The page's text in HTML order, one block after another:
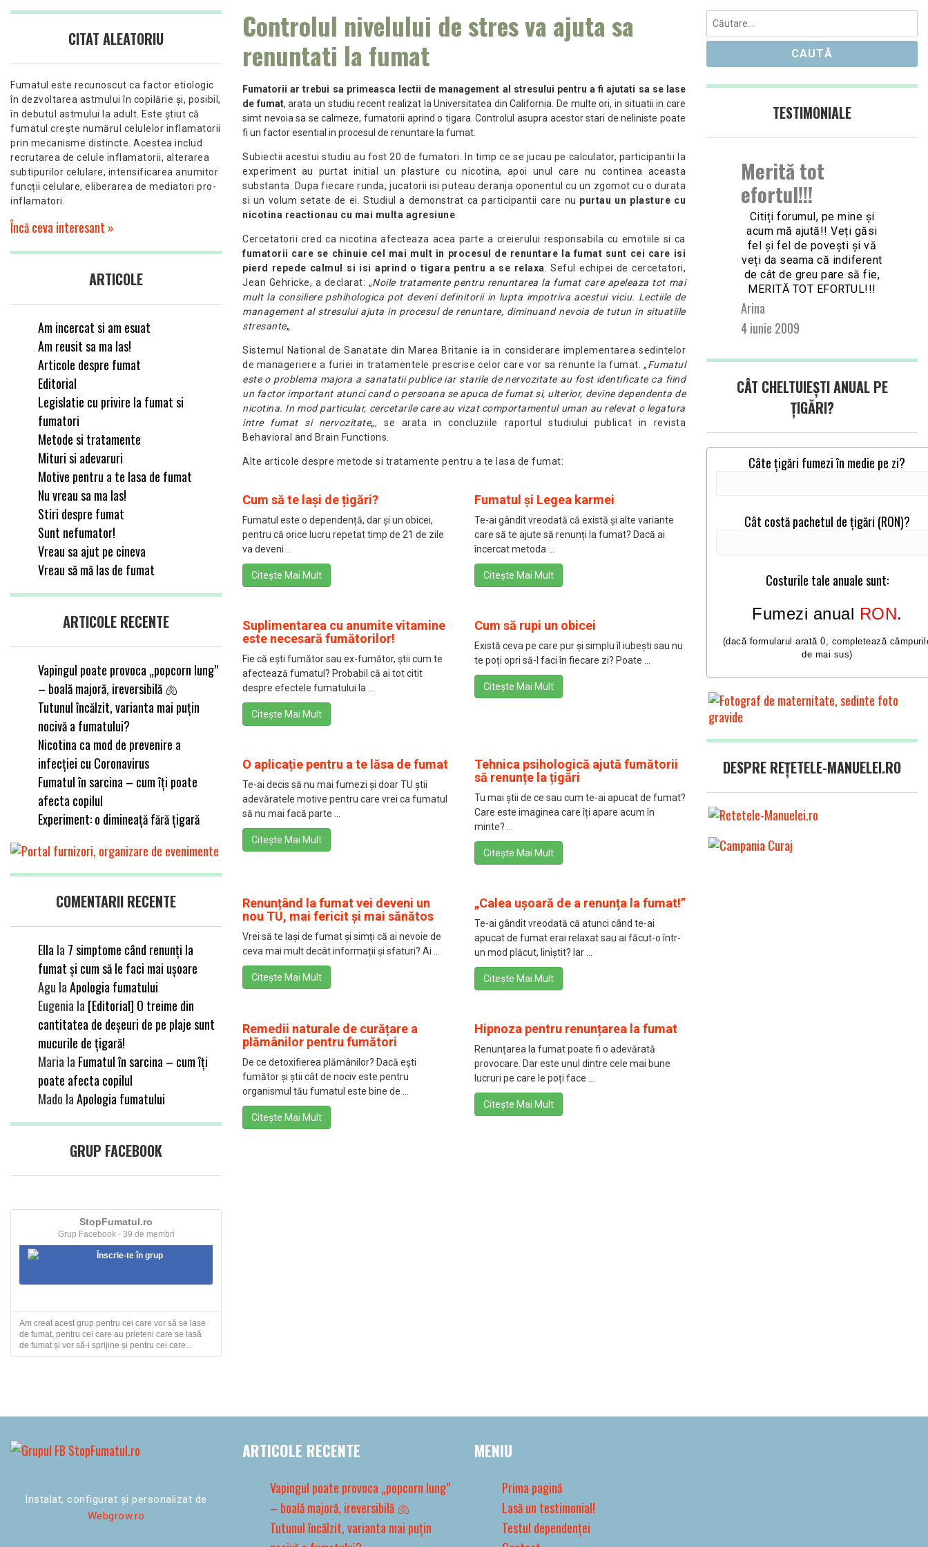
Controlul nivelului de stres va ajuta sa
renuntati la fumat
Fumatorii ar trebui sa primeasca lectii de management al stresului pentru a fi ajutati sa se lase
de fumat, arata un studiu recent realizat la Universitatea din California. De multe ori, in situatii in care
simt nevoia sa se calmeze, fumatorii aprind o tigara. Controlul asupra acestor stari de neliniste poate
fi un factor esential in procesul de renuntare la fumat.
Subiectii acestui studiu au fost 20 de fumatori. In timp ce se jucau pe calculator, participantii la
experiment au purtat initial un plasture cu nicotina, apoi unul care nu continea aceasta
substanta. Dupa fiecare runda, jucatorii isi puteau deranja oponentul cu un zgomot cu o durata
si un volum setate de ei. Studiul a demonstrat ca participantii care nu purtau un plasture cu
nicotina reactionau cu mai multa agresiune
Cercetatorii cred ca nicotina afecteaza acea parte a creierului responsabila cu emotiile si ca
fumatorii care se chinuie cel mai mult in procesul de renuntare la fumat sunt cei care isi
pierd repede calmul si isi aprind o tigara pentru a se relaxa . Seful echipei de cercetatori,
Jean Gehricke, a declarat: „Noile tratamente pentru renuntarea la fumat care apeleaza tot mai
mult la consiliere pshihologica pot deveni definitorii in lupta impotriva acestui viciu. Lectiile de
management al stresului ajuta in procesul de renuntare, diminuand nevoia de tutun in situatiile
stresante„.
Sistemul National de Sanatate din Marea Britanie ia in considerare implementarea sedintelor
de manageriere a furiei in tratamentele prescrise celor care vor sa renunte la fumat. „Fumatul
este o problema majora a sanatatii publice iar starile de nervozitate au fost identificate ca fiind
un factor important atunci cand o persoana se apuca de fumat si, ulterior, devine dependenta de
nicotina. In mod particular, cercetarile care au vizat comportamentul uman au relevat o legatura
intre fumat si nervozitate„, se arata in concluziile raportul studiului publicat in revista
Behavioral and Brain Functions.
Alte articole despre metode si tratamente pentru a te lasa de fumat:
Cum să te lași de țigări?
Fumatul este o dependență, dar și un obicei,
pentru că orice lucru repetat timp de 21 de zile
va deveni ...
Citește Mai Mult
Fumatul și Legea karmei
Te-ai gândit vreodată că există și alte variante
care să te ajute să renunți la fumat? Dacă ai
încercat metoda ...
Citește Mai Mult
Suplimentarea cu anumite vitamine
este necesară fumătorilor!
Fie că ești fumător sau ex-fumător, știi cum te
afectează fumatul? Probabil că ai tot citit
despre efectele fumatului la ...
Citește Mai Mult
Cum să rupi un obicei
Există ceva pe care pur și simplu îl iubești sau nu
te poți opri să-l faci în fiecare zi? Poate ...
Citește Mai Mult
O aplicație pentru a te lăsa de fumat
Te-ai decis să nu mai fumezi și doar TU știi
adevăratele motive pentru care vrei ca fumatul
să nu mai facă parte ...
Citește Mai Mult
Tehnica psihologică ajută fumătorii
să renunțe la țigări
Tu mai știi de ce sau cum te-ai apucat de fumat?
Care este imaginea care îți apare acum în
minte? ...
Citește Mai Mult
Renunțând la fumat vei deveni un
nou TU, mai fericit și mai sănătos
Vrei să te lași de fumat și simți că ai nevoie de
ceva mai mult decât informații și sfaturi? Ai ...
Citește Mai Mult
„Calea ușoară de a renunța la fumat!”
Te-ai gândit vreodată că atunci când te-ai
apucat de fumat erai relaxat sau ai făcut-o într-
un mod plăcut, liniștit? Iar ...
Citește Mai Mult
Remedii naturale de curățare a
plămânilor pentru fumători
De ce detoxifierea plămânilor? Dacă ești
fumător și știi cât de nociv este pentru
organismul tău fumatul este bine de ...
Citește Mai Mult
Hipnoza pentru renunțarea la fumat
Renunțarea la fumat poate fi o adevărată
provocare. Dar este unul dintre cele mai bune
lucruri pe care le poți face ...
Citește Mai Mult
CITAT ALEATORIU
Fumatul este recunoscut ca factor etiologic
în dezvoltarea astmului în copilărie și, posibil,
în debutul astmului la adult. Este știut că
fumatul crește numărul celulelor inflamatorii
prin mecanisme distincte. Acestea includ
recrutarea de celule inflamatorii, alterarea
subtipurilor celulare, intensificarea anumitor
funcții celulare, eliberarea de mediatori pro-
inflamatori.
Încă ceva interesant »
ARTICOLE
Am incercat si am esuat
Am reusit sa ma las!
Articole despre fumat
Editorial
Legislatie cu privire la fumat si
fumatori
Metode si tratamente
Mituri si adevaruri
Motive pentru a te lasa de fumat
Nu vreau sa ma las!
Stiri despre fumat
Sunt nefumator!
Vreau sa ajut pe cineva
Vreau să mă las de fumat
ARTICOLE RECENTE
Vapingul poate provoca „popcorn lung”
– boală majoră, ireversibilă 🫁
Tutunul încălzit, varianta mai puțin
nocivă a fumatului?
Nicotina ca mod de prevenire a
infecției cu Coronavirus
Fumatul în sarcina – cum îți poate
afecta copilul
Experiment: o dimineață fără țigară
COMENTARII RECENTE
Ella la 7 simptome când renunți la
fumat și cum să le faci mai ușoare
Agu laApologia fumatului
Eugenia la [Editorial] O treime din
cantitatea de deșeuri de pe plaje sunt
mucurile de țigară!
Maria la Fumatul în sarcina – cum îți
poate afecta copilul
Mado laApologia fumatului
GRUP FACEBOOK
StopFumatul.ro
Grup Facebook · 39 de membri
Înscrie-te în grup
Am creat acest grup pentru cei care vor să se lase
de fumat, pentru cei care au prieteni care se lasă
de fumat și vor să-i sprijine și pentru cei care...
Caută
după:
TESTIMONIALE
Merită tot
efortul!!!
Citiți forumul, pe mine și
acum mă ajută!! Veți găsi
fel și fel de povești și vă
veți da seama că indiferent
de cât de greu pare să fie,
MERITĂ TOT EFORTUL!!!
Arina
4 iunie 2009
CÂT CHELTUIEȘTI ANUAL PE
ȚIGĂRI?
Câte țigări fumezi în medie pe zi?
Cât costă pachetul de țigări (RON)?
Costurile tale anuale sunt:
Fumezi anual RON.
(dacă formularul arată 0, completează
de mai sus)
DESPRE REȚETELE-MANUELEI.RO
Instalat, configurat și personalizat de
Webgrow.ro
ARTICOLE RECENTE
Vapingul poate provoca „popcorn lung”
– boală majoră, ireversibilă 🫁
Tutunul încălzit, varianta mai puțin
MENIU
Prima pagină
Lasă un testimonial!
Testul dependenței